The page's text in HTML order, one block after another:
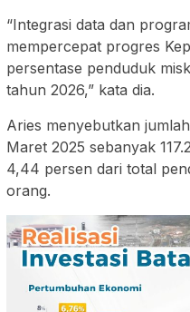
“Integrasi data dan
mempercepat progres
persentase penduduk
tahun 2026,” kata dia.
Aries menyebutkan
Maret 2025 sebanyak
4,44 persen dari total
orang.